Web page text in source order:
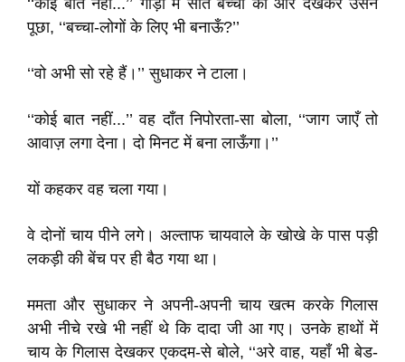
‘‘कोई बात नहीं...’’ गाड़ी में सोते बच्चों की ओर देखकर उसने
पूछा, ‘‘बच्चा-लोगों के लिए भी बनाऊँ?’’
‘‘वो अभी सो रहे हैं।’’ सुधाकर ने टाला।
‘‘कोई बात नहीं...’’ वह दाँत निपोरता-सा बोला, ‘‘जाग जाएँ तो
आवाज़ लगा देना। दो मिनट में बना लाऊँगा।’’
यों कहकर वह चला गया।
वे दोनों चाय पीने लगे। अल्ताफ चायवाले के खोखे के पास पड़ी
लकड़ी की बेंच पर ही बैठ गया था।
ममता और सुधाकर ने अपनी-अपनी चाय खत्म करके गिलास
अभी नीचे रखे भी नहीं थे कि दादा जी आ गए। उनके हाथों में
चाय के गिलास देखकर एकदम-से बोले, ‘‘अरे वाह, यहाँ भी बेड-